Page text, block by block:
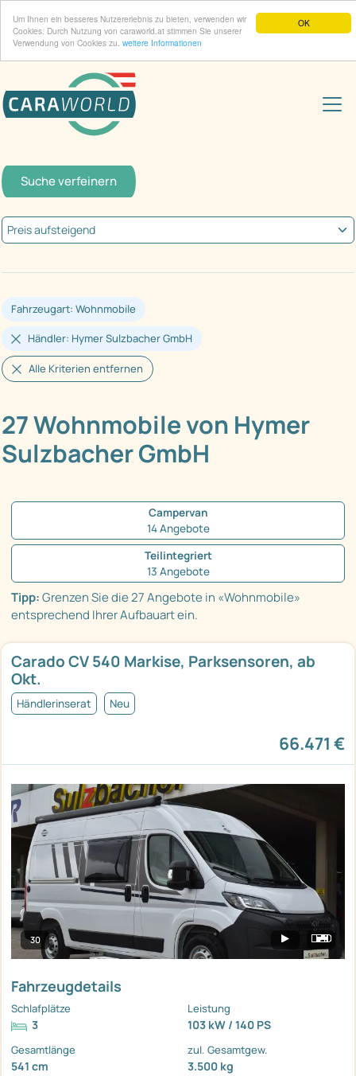
OK
Um Ihnen ein besseres Nutzererlebnis zu bieten, verwenden wir
Cookies. Durch Nutzung von caraworld.at stimmen Sie unserer
Verwendung von Cookies zu. weitere Informationen
Suche verfeinern
Fahrzeugart: Wohnmobile
Händler: Hymer Sulzbacher GmbH
Alle Kriterien entfernen
27 Wohnmobile von Hymer
Sulzbacher GmbH
Campervan
14 Angebote
Teilintegriert
13 Angebote
Tipp:Grenzen Sie die 27 Angebote in «Wohnmobile»
entsprechend Ihrer Aufbauart ein.
Carado CV 540 Markise, Parksensoren, ab
Okt.
Händlerinserat Neu
66.471 €
30
Fahrzeugdetails
Schlafplätze
3
Leistung
103 kW / 140 PS
Gesamtlänge
541 cm
zul. Gesamtgew.
3.500 kg